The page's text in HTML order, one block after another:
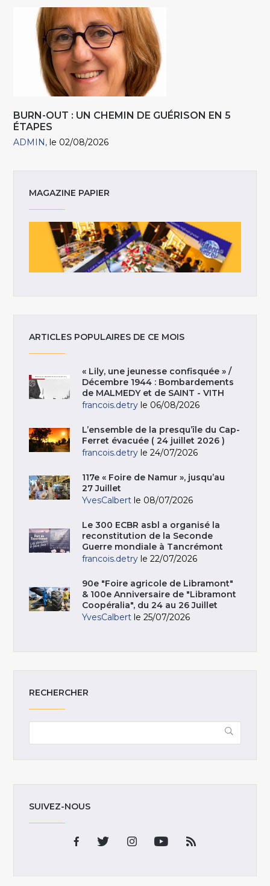
BURN-OUT : UN CHEMIN DE GUÉRISON EN 5
ÉTAPES
ADMIN le 02/08/2026
MAGAZINE PAPIER
ARTICLES POPULAIRES DE CE MOIS
« Lily, une jeunesse confisquée » /
Décembre 1944 : Bombardements
de MALMEDY et de SAINT - VITH
francois.detry le 06/08/2026
L’ensemble de la presqu’île du Cap-
Ferret évacuée ( 24 juillet 2026 )
francois.detry le 24/07/2026
117e « Foire de Namur », jusqu’au
27 Juillet
YvesCalbert le 08/07/2026
Le 300 ECBR asbl a organisé la
reconstitution de la Seconde
Guerre mondiale à Tancrémont
francois.detry le 22/07/2026
90e "Foire agricole de Libramont"
& 100e Anniversaire de "Libramont
Coopéralia", du 24 au 26 Juillet
YvesCalbert le 25/07/2026
RECHERCHER
SUIVEZ-NOUS